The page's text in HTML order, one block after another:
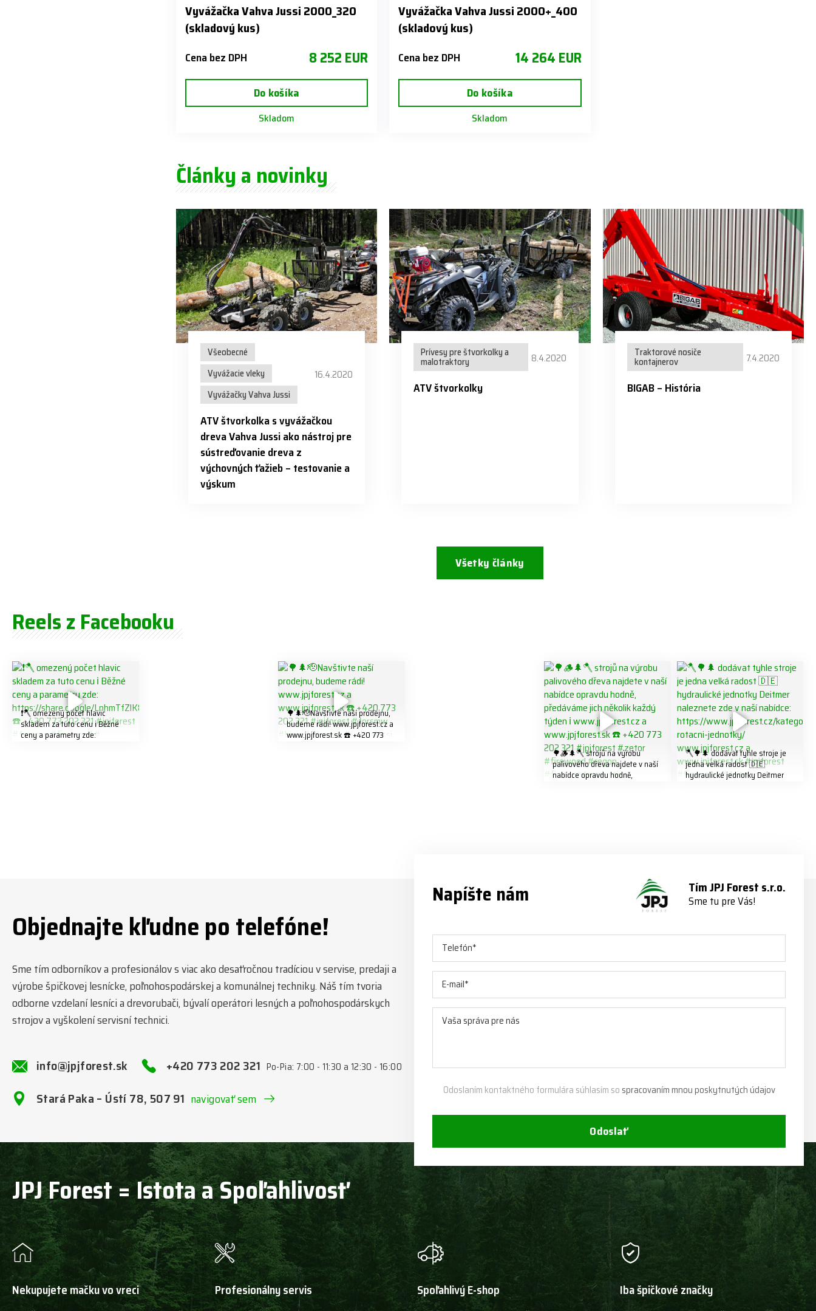
Vyvážačka Vahva Jussi 2000_320
(skladový kus)
Cena bez DPH 8 252 EUR
Do košíka
Skladom
Vyvážačka Vahva Jussi 2000+_400
(skladový kus)
Cena bez DPH 14 264 EUR
Do košíka
Skladom
Články a novinky
Všeobecné
Vyvážacie vleky
Vyvážačky Vahva Jussi
16.4.2020
ATV štvorkolka s vyvážačkou
dreva Vahva Jussi ako nástroj pre
sústreďovanie dreva z
výchovných ťažieb – testovanie a
výskum
Prívesy pre štvorkolky a
malotraktory 8.4.2020
ATV štvorkolky
Traktorové nosiče
kontajnerov 7.4.2020
BIGAB – História
Všetky články
Reels z Facebooku
❗️🪓 omezený počet hlavic
skladem za tuto cenu ℹ️ Běžné
ceny a parametry zde:
🌳🌲🫡Navštivte naší prodejnu,
budeme rádi! www.jpjforest.cz a
www.jpjforest.sk ☎️ +420 773
🌳🪵🌲🪓 strojů na výrobu
palivového dřeva najdete v naší
nabídce opravdu hodně,
🪓🌳🌲 dodávat tyhle stroje je
jedna velká radost 🇩🇪
hydraulické jednotky Deitmer
Objednajte kľudne po telefóne!
Sme tím odborníkov a profesionálov s viac ako desaťročnou tradíciou v servise, predaji a
výrobe špičkovej lesnícke, poľnohospodárskej a komunálnej techniky. Náš tím tvoria
odborne vzdelaní lesníci a drevorubači, bývalí operátori lesných a poľnohospodárskych
strojov a vyškolení servisní technici.
info@jpjforest.sk +420 773 202 321 Po-Pia: 7:00 - 11:30 a 12:30 - 16:00
Stará Paka – Ústí 78, 507 91 navigovať sem
Napíšte nám Tím JPJ Forest s.r.o.
Sme tu pre Vás!
Odoslaním kontaktného formulára súhlasím so spracovaním mnou poskytnutých údajov
Odoslať
JPJ Forest = Istota a Spoľahlivosť
Nekupujete mačku vo vreci Profesionálny servis Spoľahlivý E-shop Iba špičkové značky